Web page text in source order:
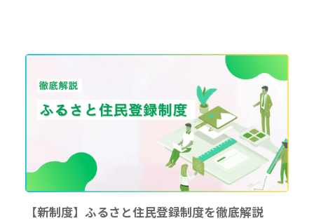
【新制度】ふるさと住民登録制度を徹底解説